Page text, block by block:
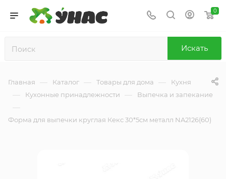
0
Искать
Главная — Каталог — Товары для дома — Кухня
— Кухонные принадлежности — Выпечка и запекание
—
Форма для выпечки круглая Кекс 30*5см металл NA2126(60)